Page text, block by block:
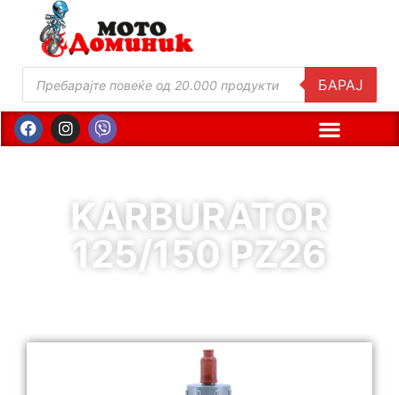
БАРАЈ
KARBURATOR
125/150 PZ26